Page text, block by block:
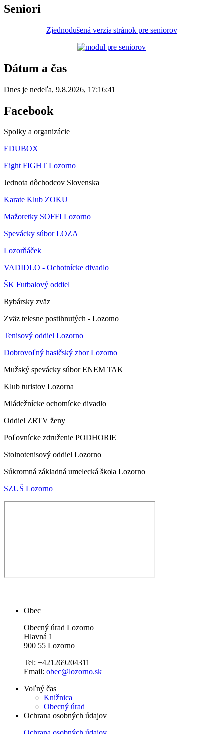
Seniori
Zjednodušená verzia stránok pre seniorov
Dátum a čas
Dnes je nedeľa, 9.8.2026, 17:16:41
Facebook
Spolky a organizácie
EDUBOX
Eight FIGHT Lozorno
Jednota dôchodcov Slovenska
Karate Klub ZOKU
Mažoretky SOFFI Lozorno
Spevácky súbor LOZA
Lozorňáček
VADIDLO - Ochotnícke divadlo
ŠK Futbalový oddiel
Rybársky zväz
Zväz telesne postihnutých - Lozorno
Tenisový oddiel Lozorno
Dobrovoľný hasičský zbor Lozorno
Mužský spevácky súbor ENEM TAK
Klub turistov Lozorna
Mládežnícke ochotnícke divadlo
Oddiel ZRTV ženy
Poľovnícke združenie PODHORIE
Stolnotenisový oddiel Lozorno
Súkromná základná umelecká škola Lozorno
SZUŠ Lozorno
Obec
Obecný úrad Lozorno
Hlavná 1
900 55 Lozorno
Tel: +421269204311
Email: obec@lozorno.sk
Voľný čas
Knižnica
Obecný úrad
Ochrana osobných údajov